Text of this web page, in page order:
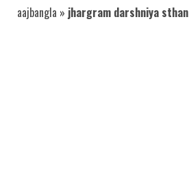
aajbangla » jhargram darshniya sthan